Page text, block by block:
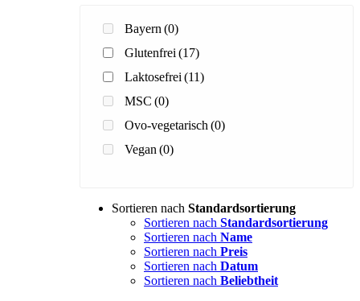
Bayern (0)
Glutenfrei (17)
Laktosefrei (11)
MSC (0)
Ovo-vegetarisch (0)
Vegan (0)
Sortieren nach Standardsortierung
Sortieren nach Standardsortierung
Sortieren nach Name
Sortieren nach Preis
Sortieren nach Datum
Sortieren nach Beliebtheit